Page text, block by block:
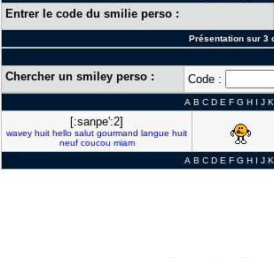
Entrer le code du smilie perso :
Présentation sur 3
Chercher un smiley perso : Code :
A B C D E F G H I J K
[:sanpe':2]
wavey huit hello salut gourmand langue huit
neuf coucou miam
A B C D E F G H I J K